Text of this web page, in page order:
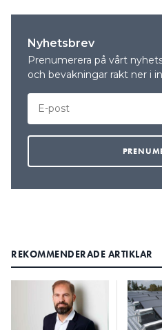
Nyhetsbrev
Prenumerera på vårt
och bevakningar rakt ner i
REKOMMENDERADE ARTIKLAR